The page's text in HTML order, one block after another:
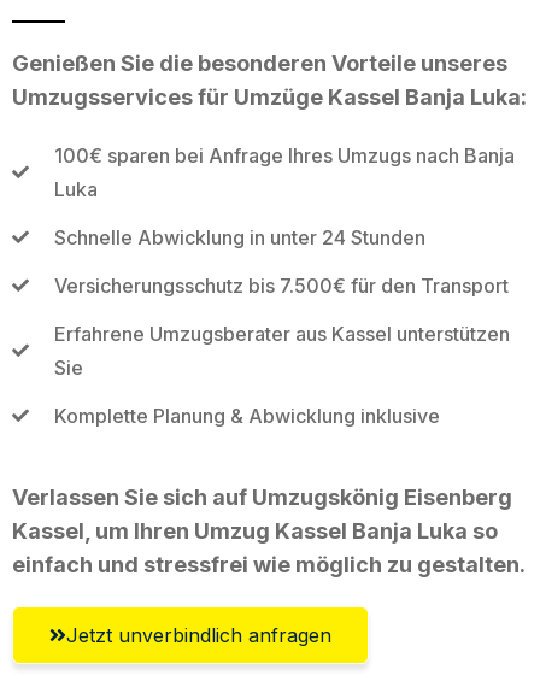
Genießen Sie die besonderen Vorteile unseres
Umzugsservices für Umzüge Kassel Banja Luka:
100€ sparen bei Anfrage Ihres Umzugs nach Banja
Luka
Schnelle Abwicklung in unter 24 Stunden
Versicherungsschutz bis 7.500€ für den Transport
Erfahrene Umzugsberater aus Kassel unterstützen
Sie
Komplette Planung & Abwicklung inklusive
Verlassen Sie sich auf Umzugskönig Eisenberg
Kassel, um Ihren Umzug Kassel Banja Luka so
einfach und stressfrei wie möglich zu gestalten.
Jetzt unverbindlich anfragen